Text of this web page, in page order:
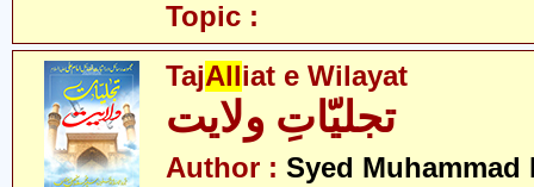
Topic :
TajAlliat e Wilayat
تجلیّاتِ ولایت
Author : Syed Muhammad